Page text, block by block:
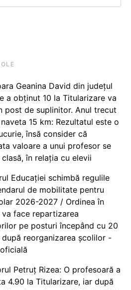
Geanina David din județul
a obținut 10 la Titularizare va
post de suplinitor. Anul trecut
15 km: Rezultatul este o
însă consider că
valoare a unui profesor se
în relația cu elevii
Educației schimbă regulile
de mobilitate pentru
2026-2027 / Ordinea în
va face repartizarea
pe posturi începând cu 20
după reorganizarea școlilor -
Petruț Rizea: O profesoară a
4.90 la Titularizare, iar după